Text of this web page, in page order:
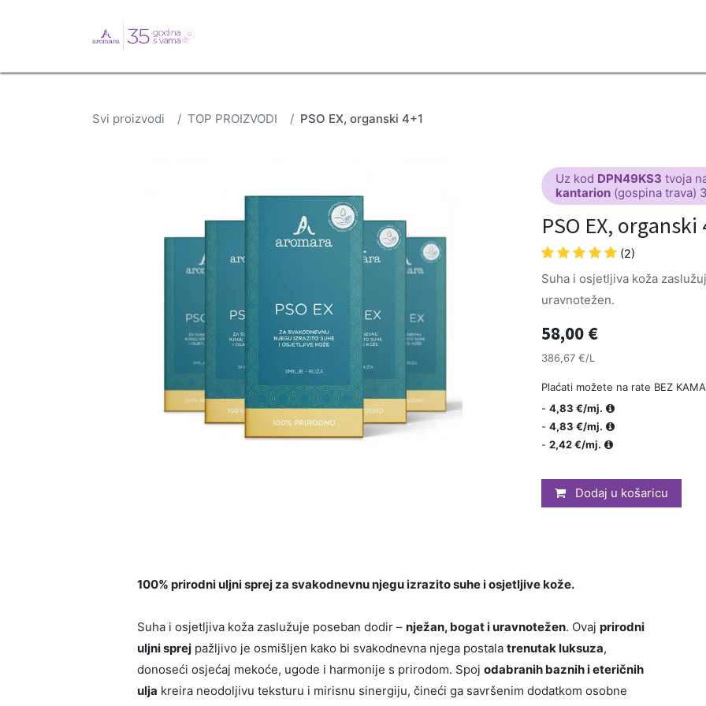
Svi proizvodi TOP PROIZVODI PSO EX, organski 4+1
Uz kod DPN49KS3 tvoja
kantarion (gospina trava)
PSO EX, organski
(2)
Suha i osjetljiva koža
uravnotežen.
58,00 €
386,67 €/L
Plaćati možete na rate BEZ
- 4,83 €/mj.
- 4,83 €/mj.
- 2,42 €/mj.
Dodaj u košaricu
100% prirodni uljni sprej za svakodnevnu njegu izrazito suhe i osjetljive kože.
Suha i osjetljiva koža zaslužuje poseban dodir – nježan, bogat i uravnotežen. Ovaj prirodni
uljni sprejpažljivo je osmišljen kako bi svakodnevna njega postala trenutak luksuza,
donoseći osjećaj mekoće, ugode i harmonije s prirodom. Spoj odabranih baznih i eteričnih
ulja kreira neodoljivu teksturu i mirisnu sinergiju, čineći ga savršenim dodatkom osobne